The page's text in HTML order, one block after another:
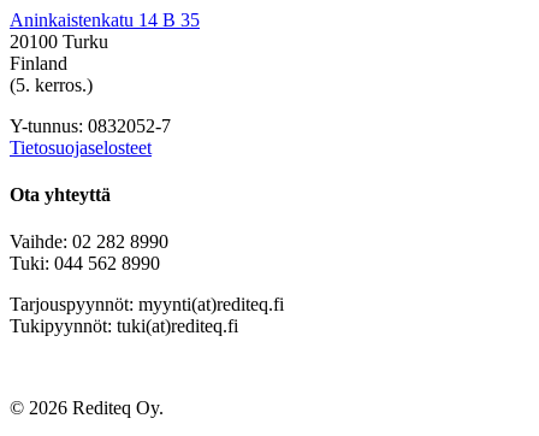
Aninkaistenkatu 14 B 35
20100 Turku
Finland
(5. kerros.)
Y-tunnus: 0832052-7
Tietosuojaselosteet
Ota yhteyttä
Vaihde: 02 282 8990
Tuki: 044 562 8990
Tarjouspyynnöt: myynti(at)rediteq.fi
Tukipyynnöt: tuki(at)rediteq.fi
© 2026 Rediteq Oy.